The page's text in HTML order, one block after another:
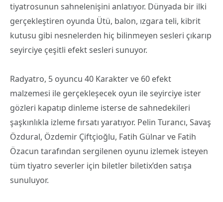
tiyatrosunun sahnelenişini anlatıyor. Dünyada bir ilki
gerçekleştiren oyunda Ütü, balon, ızgara teli, kibrit
kutusu gibi nesnelerden hiç bilinmeyen sesleri çıkarıp
seyirciye çeşitli efekt sesleri sunuyor.
Radyatro, 5 oyuncu 40 Karakter ve 60 efekt
malzemesi ile gerçekleşecek oyun ile seyirciye ister
gözleri kapatıp dinleme isterse de sahnedekileri
şaşkınlıkla izleme fırsatı yaratıyor. Pelin Turancı, Savaş
Özdural, Özdemir Çiftçioğlu, Fatih Gülnar ve Fatih
Özacun tarafından sergilenen oyunu izlemek isteyen
tüm tiyatro severler için biletler biletix’den satışa
sunuluyor.